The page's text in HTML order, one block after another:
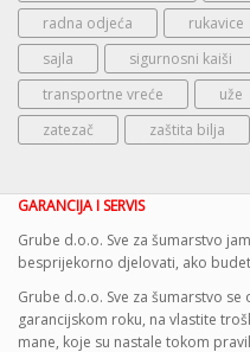
radna odjeća
rukavice
sajla
sigurnosni kaiši
transportne vreće
uže
zatezač
zaštita bilja
GARANCIJA I SERVIS
Grube d.o.o. Sve za šumarstvo
besprijekorno djelovati, ako
Grube d.o.o. Sve za šumarstvo se
garancijskom roku, na vlastite
mane, koje su nastale tokom